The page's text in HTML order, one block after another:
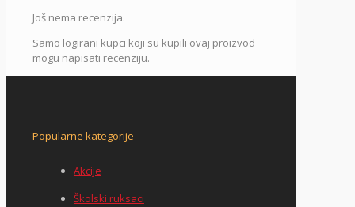
Još nema recenzija.
Samo logirani kupci koji su kupili ovaj proizvod
mogu napisati recenziju.
Popularne kategorije
Akcije
Školski ruksaci